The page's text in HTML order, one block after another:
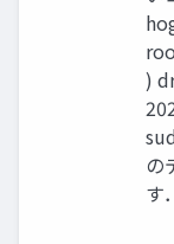
)
の
す